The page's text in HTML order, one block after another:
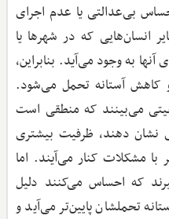
بی‌عدالتی یا عدم اجرای
انسان‌هایی که در شهرها یا
به وجود می‌آید. بنابراین،
کاهش آستانه تحمل می‌شود.
می‌بینند که منطقی است
نشان دهند، ظرفیت بیشتری
مشکلات کنار می‌آیند. اما
که احساس می‌کنند دلیل
تحملشان پایین‌تر می‌آید و